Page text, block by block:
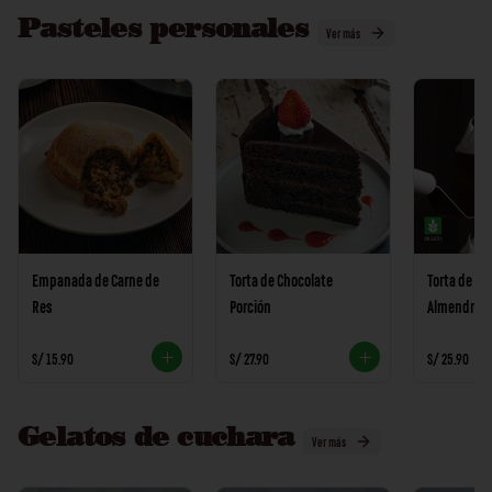
Pasteles personales Ver más
Empanada de Carne de
Res
S/ 15.90
Torta de Chocolate
Porción
S/ 27.90
Torta de
Almendras
S/ 25.90
Gelatos de cuchara Ver más